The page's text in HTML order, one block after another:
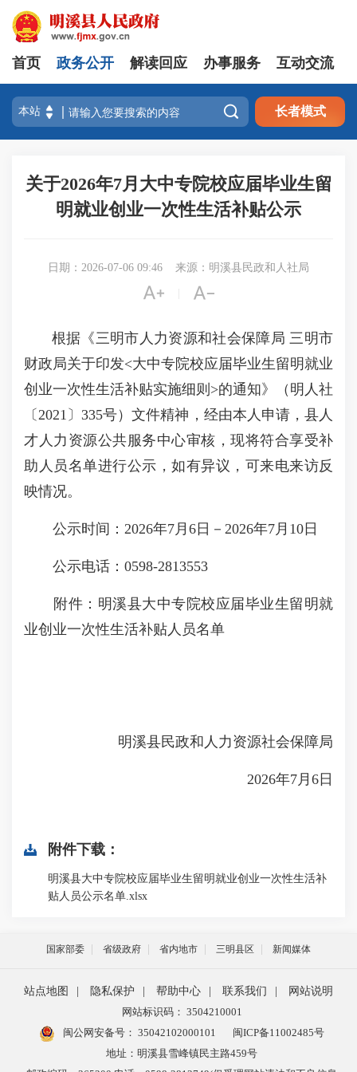
首页 政务公开 解读回应 办事服务 互动交流
 长者模式
关于2026年7月大中专院校应届毕业生留
明就业创业一次性生活补贴公示
日期：2026-07-06 09:46 来源：明溪县民政和人社局
 
根据《三明市人力资源和社会保障局 三明市
财政局关于印发<大中专院校应届毕业生留明就业
创业一次性生活补贴实施细则>的通知》（明人社
〔2021〕335号）文件精神，经由本人申请，县人
才人力资源公共服务中心审核，现将符合享受补
助人员名单进行公示，如有异议，可来电来访反
映情况。
公示时间：2026年7月6日－2026年7月10日
公示电话：0598-2813553
附件：明溪县大中专院校应届毕业生留明就
业创业一次性生活补贴人员名单
明溪县民政和人力资源社会保障局
2026年7月6日
附件下载：
明溪县大中专院校应届毕业生留明就业创业一次性生活补
贴人员公示名单.xlsx
国家部委 省级政府 省内地市 三明县区 新闻媒体
站点地图 隐私保护 帮助中心 联系我们
网站说明
网站标识码： 3504210001
闽公网安备号： 35042102000101
闽ICP备11002485号
地址：明溪县雪峰镇民主路459号